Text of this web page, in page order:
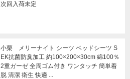
次回入荷未定
小栗 メリーナイト シーツ ベッドシーツ S
EK抗菌防臭加工 約100×200×30cm 綿100％
2重ガーゼ 全周ゴム付き ワンタッチ 簡単着
脱 清潔 衛生 快適 ...